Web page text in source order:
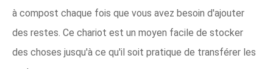
à compost chaque fois que vous avez besoin d'ajouter
des restes. Ce chariot est un moyen facile de stocker
des choses jusqu'à ce qu'il soit pratique de transférer les